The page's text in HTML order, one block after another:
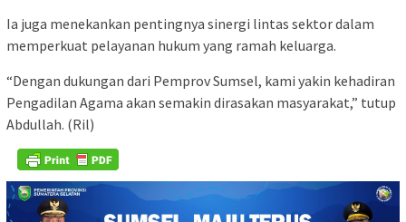
Ia juga menekankan pentingnya sinergi lintas sektor dalam
memperkuat pelayanan hukum yang ramah keluarga.
“Dengan dukungan dari Pemprov Sumsel, kami yakin kehadiran
Pengadilan Agama akan semakin dirasakan masyarakat,” tutup
Abdullah. (Ril)